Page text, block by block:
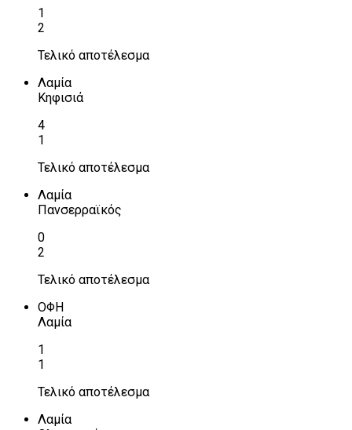
1
2
Τελικό αποτέλεσμα
Λαμία
Κηφισιά
4
1
Τελικό αποτέλεσμα
Λαμία
Πανσερραϊκός
0
2
Τελικό αποτέλεσμα
ΟΦΗ
Λαμία
1
1
Τελικό αποτέλεσμα
Λαμία